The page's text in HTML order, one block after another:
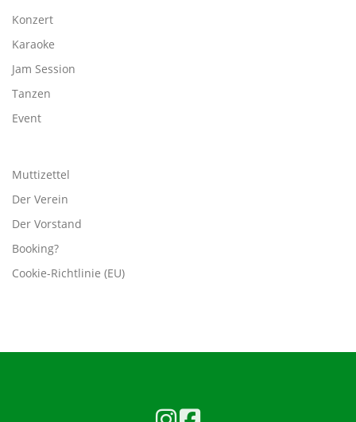
Konzert
Karaoke
Jam Session
Tanzen
Event
Muttizettel
Der Verein
Der Vorstand
Booking?
Cookie-Richtlinie (EU)